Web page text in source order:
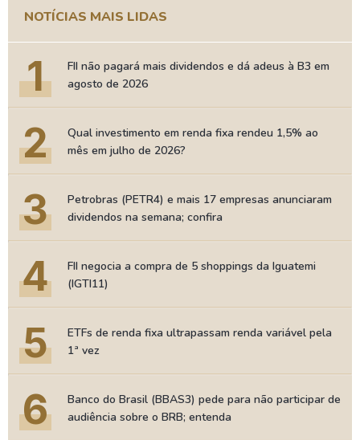
NOTÍCIAS MAIS LIDAS
1
FII não pagará mais dividendos e dá adeus à B3 em
agosto de 2026
2
Qual investimento em renda fixa rendeu 1,5% ao
mês em julho de 2026?
3
Petrobras (PETR4) e mais 17 empresas anunciaram
dividendos na semana; confira
4
FII negocia a compra de 5 shoppings da Iguatemi
(IGTI11)
5
ETFs de renda fixa ultrapassam renda variável pela
1ª vez
6
Banco do Brasil (BBAS3) pede para não participar de
audiência sobre o BRB; entenda